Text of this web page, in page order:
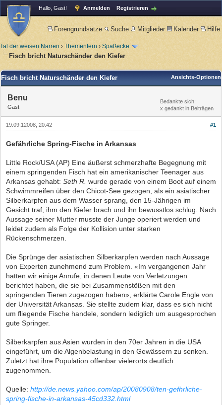
Hallo, Gast! Anmelden Registrieren
Forengrundsätze Suche Mitglieder Kalender Hilfe
Tal der weisen Narren › Themenfern › Spaßecke
Fisch bricht Naturschänder den Kiefer
Ansichts-Optionen
Fisch bricht Naturschänder den Kiefer
Benu
Gast
Bedankte sich:
x gedankt in Beiträgen
#1
19.09.12008, 20:42
Gefährliche Spring-Fische in Arkansas
Little Rock/USA (AP) Eine äußerst schmerzhafte Begegnung mit
einem springenden Fisch hat ein amerikanischer Teenager aus
Arkansas gehabt: Seth R. wurde gerade von einem Boot auf einem
Schwimmreifen über den Chicot-See gezogen, als ein asiatischer
Silberkarpfen aus dem Wasser sprang, den 15-Jährigen im
Gesicht traf, ihm den Kiefer brach und ihn bewusstlos schlug. Nach
Aussage seiner Mutter musste der Junge operiert werden und
leidet zudem als Folge der Kollision unter starken
Rückenschmerzen.
Die Sprünge der asiatischen Silberkarpfen werden nach Aussage
von Experten zunehmend zum Problem. «Im vergangenen Jahr
hatten wir einige Anrufe, in denen Leute von Verletzungen
berichtet haben, die sie bei Zusammenstößen mit den
springenden Tieren zugezogen haben», erklärte Carole Engle von
der Universität Arkansas. Sie stellte zudem klar, dass es sich nicht
um fliegende Fische handele, sondern lediglich um ausgesprochen
gute Springer.
Silberkarpfen aus Asien wurden in den 70er Jahren in die USA
eingeführt, um die Algenbelastung in den Gewässern zu senken.
Zuletzt hat ihre Population offenbar vielerorts deutlich
zugenommen.
Quelle: http://de.news.yahoo.com/ap/20080908/ten-gefhrliche-
spring-fische-in-arkansas-45cd332.html